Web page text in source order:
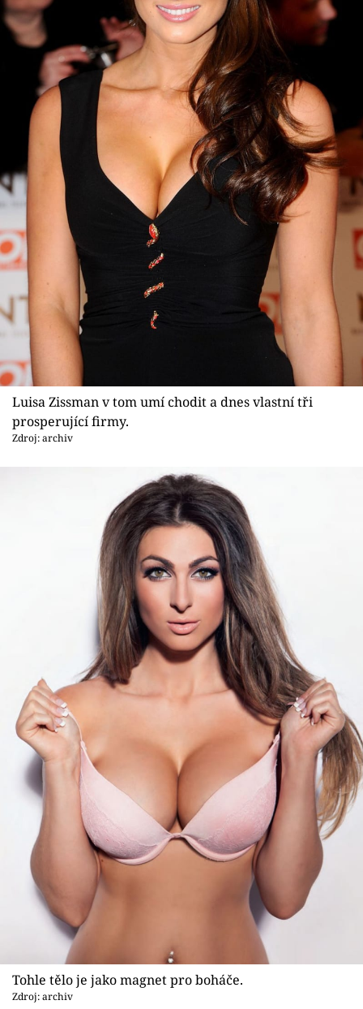
Luisa Zissman v tom umí chodit a dnes vlastní tři
prosperující firmy.
Zdroj: archiv
Tohle tělo je jako magnet pro boháče.
Zdroj: archiv